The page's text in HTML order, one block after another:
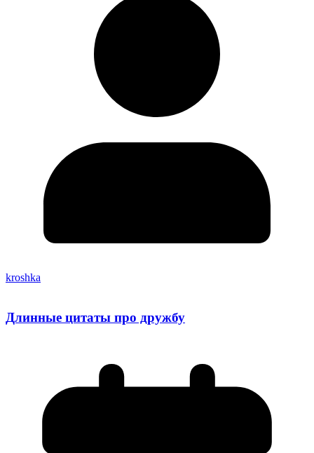
kroshka
Длинные цитаты про дружбу